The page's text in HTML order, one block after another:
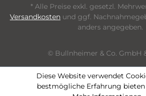
* Alle Preise exkl. gesetzl.
Versandkosten und ggf.
anders angegeben.
© Bullnheimer & Co. GmbH
Diese Website verwendet
bestmögliche Erfahrung bieten